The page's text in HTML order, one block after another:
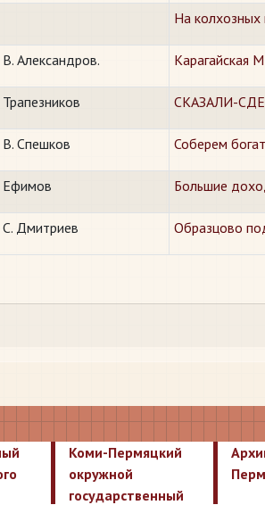
На колхозных
В. Александров. Карагайская
Трапезников СКАЗАЛИ-
В. Спешков Соберем
Ефимов Большие
С. Дмитриев Образцово
Коми-Пермяцкий
окружной
государственный